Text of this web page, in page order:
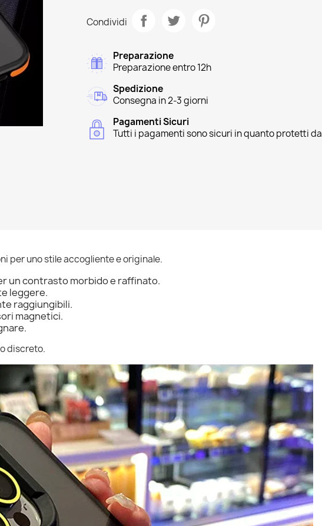
Condividi
Preparazione
Preparazione entro 12h
Spedizione
Consegna in 2-3 giorni
Pagamenti Sicuri
Tutti i pagamenti sono sicuri in quanto protetti
per uno stile accogliente e originale.
un contrasto morbido e raffinato.
leggere.
raggiungibili.
magnetici.
discreto.